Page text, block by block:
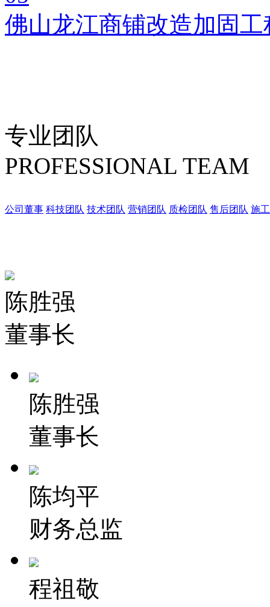
佛山龙江商铺改造加固工
专业团队
PROFESSIONAL TEAM
公司董事 科技团队 技术团队 营销团队 质检团队 售后团队 施
陈胜强
董事长
陈胜强
董事长
陈均平
财务总监
程祖敬